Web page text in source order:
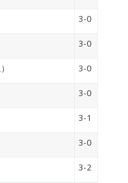
3-0
3-0
3-0
3-0
3-1
3-0
3-2